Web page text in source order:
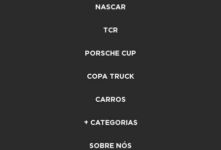
NASCAR
TCR
PORSCHE CUP
COPA TRUCK
CARROS
+ CATEGORIAS
SOBRE NÓS